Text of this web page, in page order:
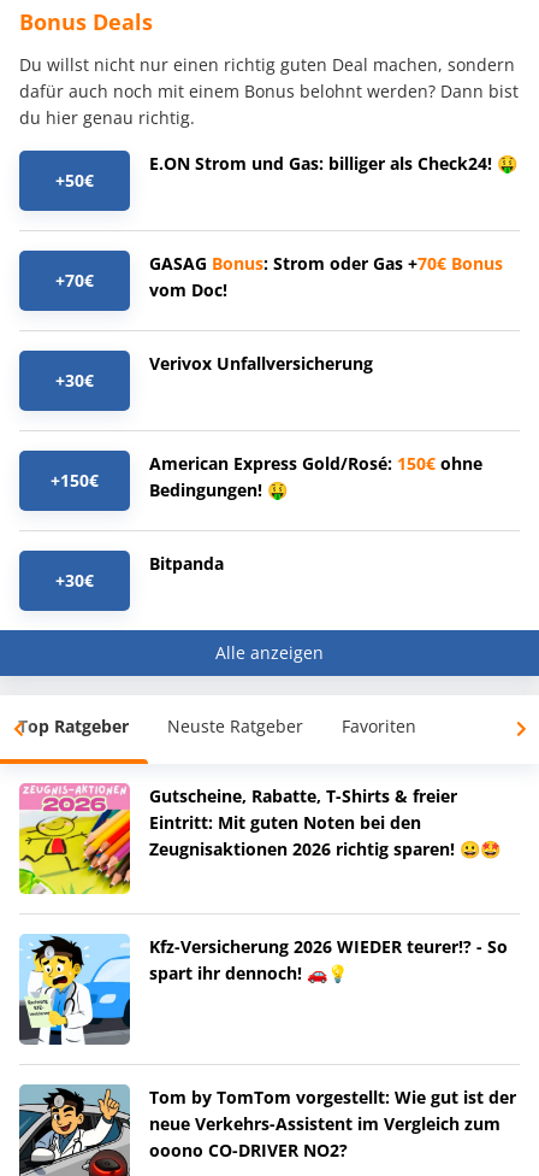
Bonus Deals
Du willst nicht nur einen richtig guten Deal machen, sondern
dafür auch noch mit einem Bonus belohnt werden? Dann bist
du hier genau richtig.
+50€
E.ON Strom und Gas: billiger als Check24! 🤑
+70€
GASAG Bonus: Strom oder Gas +70€ Bonus
vom Doc!
+30€
Verivox Unfallversicherung
+150€
American Express Gold/Rosé: 150€ ohne
Bedingungen! 🤑
+30€
Bitpanda
Alle anzeigen
Top Ratgeber Neuste Ratgeber Favoriten
Gutscheine, Rabatte, T-Shirts & freier
Eintritt: Mit guten Noten bei den
Zeugnisaktionen 2026 richtig sparen! 😀🤩
Kfz-Versicherung 2026 WIEDER teurer!? - So
spart ihr dennoch! 🚗💡
Tom by TomTom vorgestellt: Wie gut ist der
neue Verkehrs-Assistent im Vergleich zum
ooono CO-DRIVER NO2?